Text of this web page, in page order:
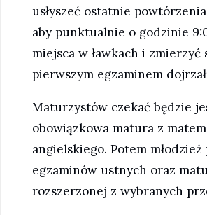
usłyszeć ostatnie
aby punktualnie o godzinie
miejsca w ławkach i zmierzyć
pierwszym egzaminem
Maturzystów czekać będzie
obowiązkowa matura z
angielskiego. Potem
egzaminów ustnych oraz
rozszerzonej z wybranych